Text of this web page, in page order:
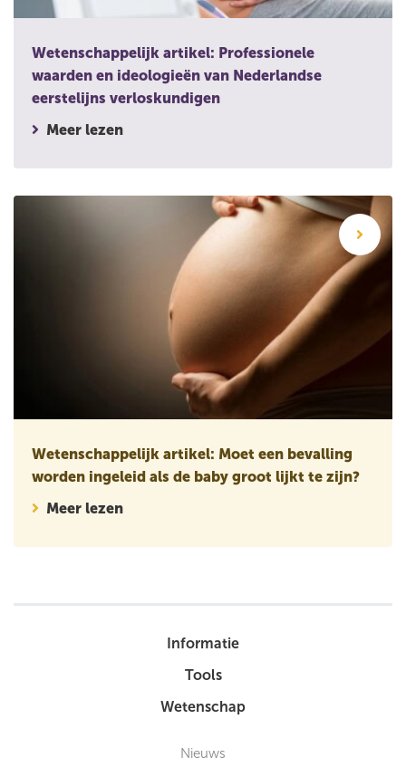
Wetenschappelijk artikel: Professionele
waarden en ideologieën van Nederlandse
eerstelijns verloskundigen
Meer lezen
Wetenschappelijk artikel: Moet een bevalling worden
Wetenschappelijk artikel: Moet een bevalling
worden ingeleid als de baby groot lijkt te zijn?
Meer lezen
Informatie
Tools
Wetenschap
Nieuws